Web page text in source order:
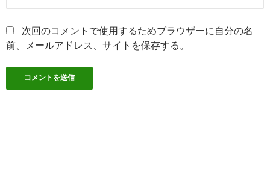
次回のコメントで使用するためブラウザーに自分の名
前、メールアドレス、サイトを保存する。